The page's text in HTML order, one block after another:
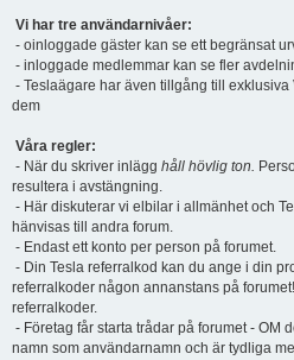
Vi har tre användarnivåer:
- oinloggade gäster kan se ett begränsat
- inloggade medlemmar kan se fler
- Teslaägare har även tillgång till
dem
Våra regler:
- När du skriver inlägg håll hövlig ton.
resultera i avstängning.
- Här diskuterar vi elbilar i allmänhet och
hänvisas till andra forum.
- Endast ett konto per person på forumet.
- Din Tesla referralkod kan du ange i din
referralkoder någon annanstans på
referralkoder.
- Företag får starta trådar på forumet - OM
namn som användarnamn och är tydliga